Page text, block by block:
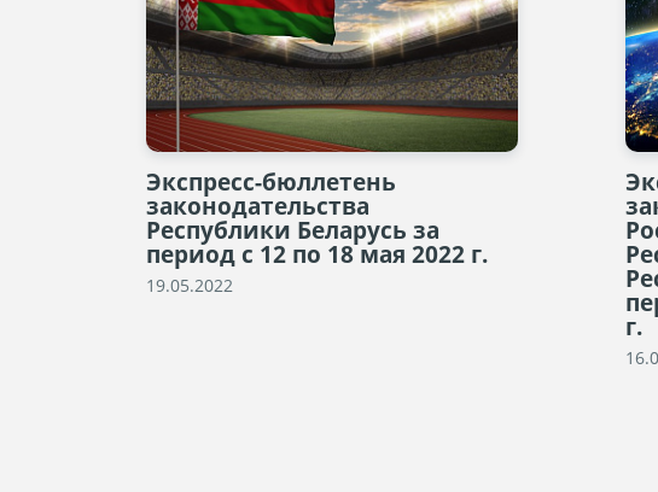
Экспресс-бюллетень
законодательства
Республики Беларусь за
период с 12 по 18 мая 2022 г.
19.05.2022
г.